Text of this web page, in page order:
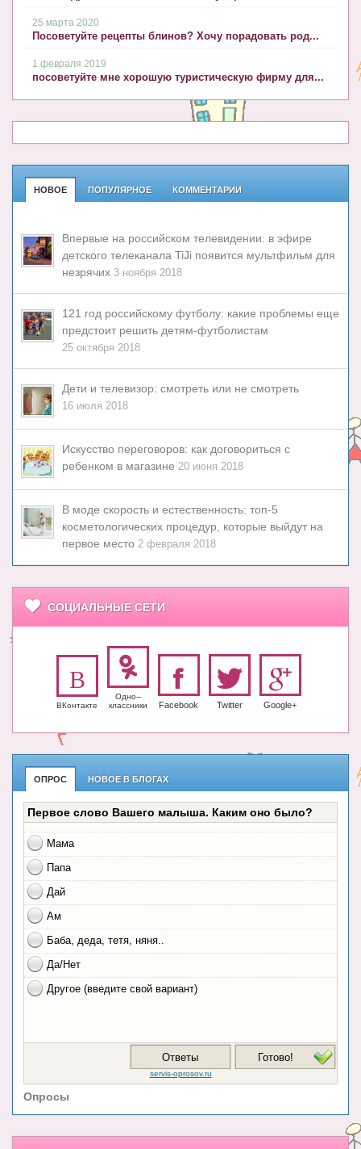
25 марта 2020
Посоветуйте рецепты блинов? Хочу порадовать род...
1 февраля 2019
посоветуйте мне хорошую туристическую фирму для...
НОВОЕ ПОПУЛЯРНОЕ КОММЕНТАРИИ
Впервые на российском телевидении: в эфире
детского телеканала TiJi появится мультфильм для
незрячих 3 ноября 2018
121 год российскому футболу: какие проблемы еще
предстоит решить детям-футболистам
25 октября 2018
Дети и телевизор: смотреть или не смотреть
16 июля 2018
Искусство переговоров: как договориться с
ребенком в магазине 20 июня 2018
В моде скорость и естественность: топ-5
косметологических процедур, которые выйдут на
первое место 2 февраля 2018
СОЦИАЛЬНЫЕ СЕТИ
ВКонтакте
Одно-­
класс­ники
Facebook Twitter Google+
ОПРОС НОВОЕ В БЛОГАХ
Опросы